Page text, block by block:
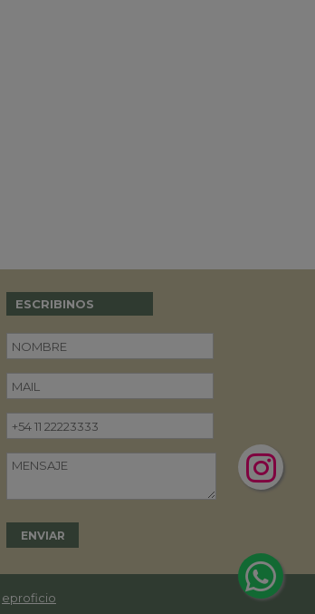
ESCRIBINOS
eproficio